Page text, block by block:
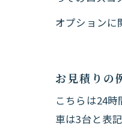
オプションに
お見積りの
こちらは24
車は3台と表